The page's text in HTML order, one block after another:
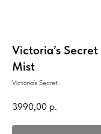
Victoria’s
Mist
Victoria’s Secret
3990,00 р.